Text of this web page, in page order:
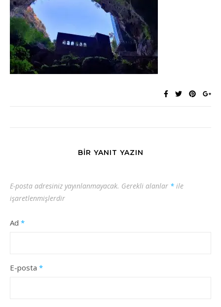
BIR YANIT YAZIN
E-posta adresiniz yayınlanmayacak. Gerekli alanlar * ile
işaretlenmişlerdir
Ad *
E-posta *